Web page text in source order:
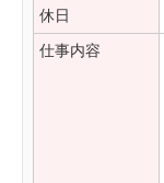
休日
仕事内容